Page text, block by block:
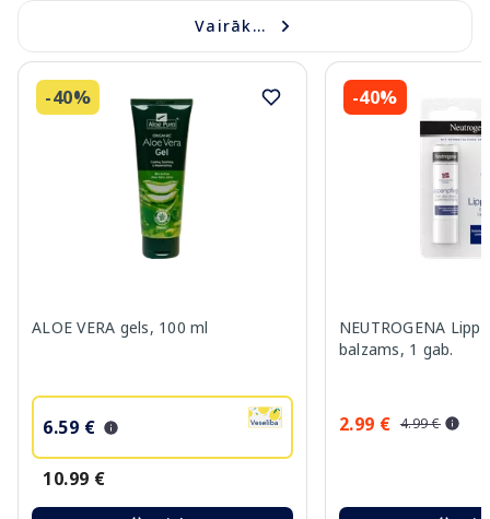
Vairāk...
-40%
ALOE VERA gels, 100 ml
6.59 €
10.99 €
-40%
NEUTROGENA
balzams, 1 gab.
2.99 € 4.99 €